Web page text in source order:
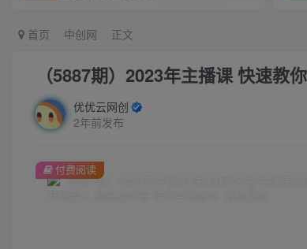
首页 中创网 正文
（5887期）2023年主播课 快速
优优云网创
2年前发布
付费阅读